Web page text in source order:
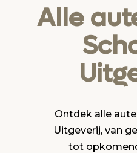
Alle
Ontdek alle
Uitgeverij, van
tot